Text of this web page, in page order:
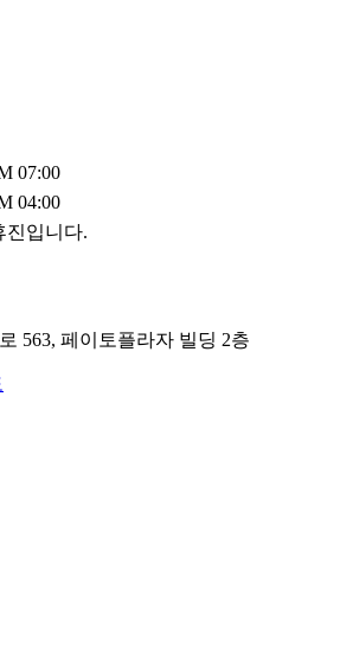
07:00
04:00
진입니다.
563, 페이토플라자 빌딩 2층